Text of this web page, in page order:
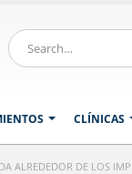
CLÍNICAS
ALREDEDOR DE LOS